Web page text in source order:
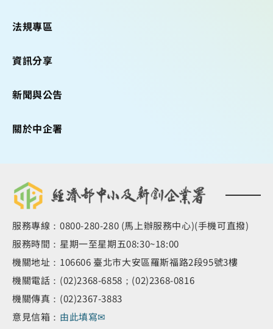
法規專區
資訊分享
新聞與公告
關於中企署
服務專線：0800-280-280 (馬上辦服務中心)(手機可直撥)
服務時間：星期一至星期五08:30~18:00
機關地址：106606 臺北市大安區羅斯福路2段95號3樓
機關電話：(02)2368-6858；(02)2368-0816
機關傳真：(02)2367-3883
意見信箱： 由此填寫✉